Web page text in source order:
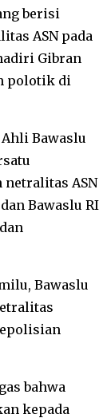
berisi
ASN pada
Gibran
polotik di
Bawaslu
netralitas ASN
Bawaslu RI
Bawaslu
bahwa
kepada